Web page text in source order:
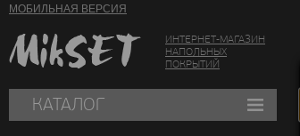
МОБИЛЬНАЯ ВЕРСИЯ
ИНТЕРНЕТ-МАГАЗИН
НАПОЛЬНЫХ
ПОКРЫТИЙ
КАТАЛОГ